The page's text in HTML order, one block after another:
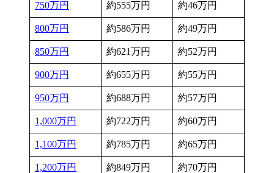
750万円 約555万円 約46万円
800万円 約586万円 約49万円
850万円 約621万円 約52万円
900万円 約655万円 約55万円
950万円 約688万円 約57万円
1,000万円 約722万円 約60万円
1,100万円 約785万円 約65万円
1,200万円 約849万円 約70万円